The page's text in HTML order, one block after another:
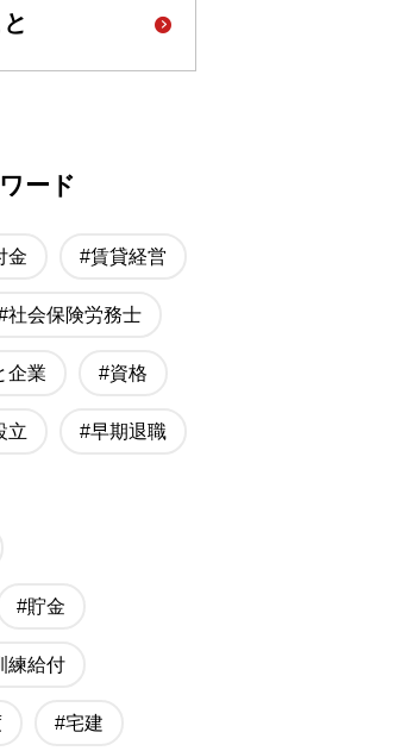
ード
金 #賃貸経営
社会保険労務士
企業 #資格
立 #早期退職
#貯金
練給付
#宅建